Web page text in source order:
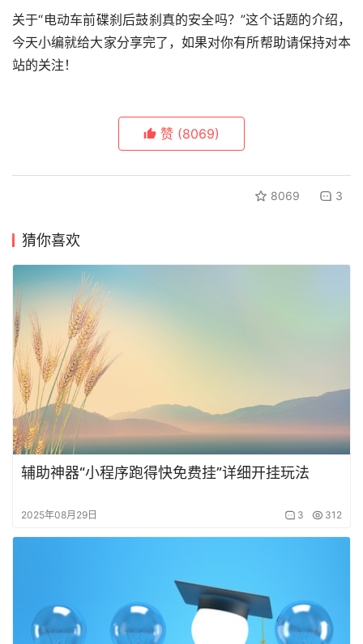
关于“电动车前碟刹后鼓刹真的安全吗？”这个话题的介绍，
今天小编就给大家分享完了，如果对你有所帮助请保持对本
站的关注！
赞 (8069)
8069 3
猜你喜欢
辅助神器“小程序跑得快免费挂”详细开挂玩法
2025年08月29日 3 312